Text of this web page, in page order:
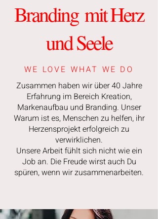
Brandingmit Herz
und Seele
WE LOVE WHAT WE DO
Zusammen haben wir über 40 Jahre
Erfahrung im Bereich Kreation,
Markenaufbau und Branding. Unser
Warum ist es, Menschen zu helfen, ihr
Herzensprojekt erfolgreich zu
verwirklichen.
Unsere Arbeit fühlt sich nicht wie ein
Job an. Die Freude wirst auch Du
spüren, wenn wir zusammenarbeiten.